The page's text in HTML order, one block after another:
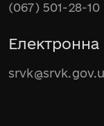
(067) 501-28-10